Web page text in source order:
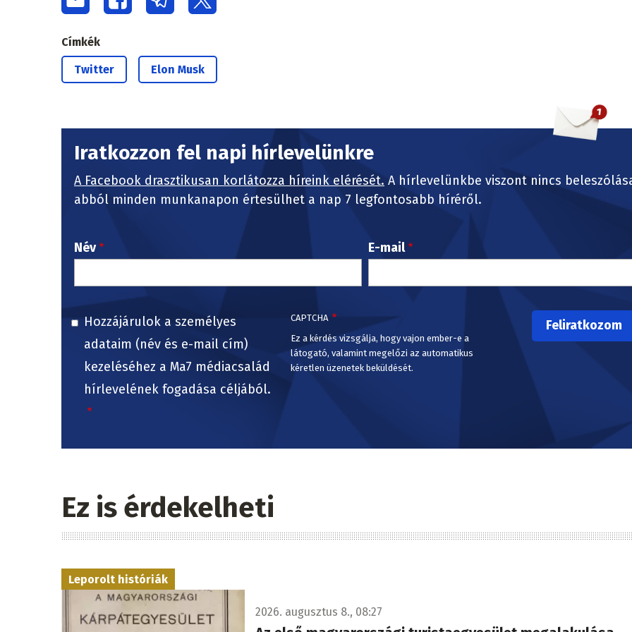
Címkék
Twitter Elon Musk
Iratkozzon fel napi hírlevelünkre
A Facebook drasztikusan korlátozza híreink elérését. A hírlevelünkbe viszont nincs
abból minden munkanapon értesülhet a nap 7 legfontosabb híréről.
Név E-mail
Hozzájárulok a személyes
adataim (név és e-mail cím)
kezeléséhez a Ma7 médiacsalád
hírlevelének fogadása céljából.
CAPTCHA
Ez a kérdés vizsgálja, hogy vajon ember-e a
látogató, valamint megelőzi az automatikus
kéretlen üzenetek beküldését.
Ez is érdekelheti
Leporolt históriák
2026. augusztus 8., 08:27